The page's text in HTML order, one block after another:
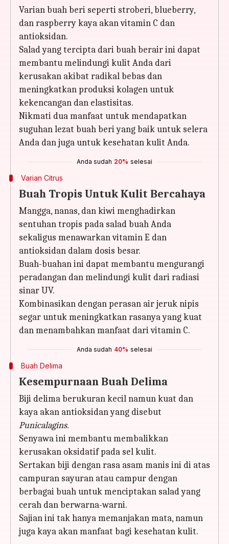
Varian buah beri seperti stroberi, blueberry,
dan raspberry kaya akan vitamin C dan
antioksidan.
Salad yang tercipta dari buah berair ini dapat
membantu melindungi kulit Anda dari
kerusakan akibat radikal bebas dan
meningkatkan produksi kolagen untuk
kekencangan dan elastisitas.
Nikmati dua manfaat untuk mendapatkan
suguhan lezat buah beri yang baik untuk selera
Anda dan juga untuk kesehatan kulit Anda.
Anda sudah 20% selesai
Varian Citrus
Buah Tropis Untuk Kulit Bercahaya
Mangga, nanas, dan kiwi menghadirkan
sentuhan tropis pada salad buah Anda
sekaligus menawarkan vitamin E dan
antioksidan dalam dosis besar.
Buah-buahan ini dapat membantu mengurangi
peradangan dan melindungi kulit dari radiasi
sinar UV.
Kombinasikan dengan perasan air jeruk nipis
segar untuk meningkatkan rasanya yang kuat
dan menambahkan manfaat dari vitamin C.
Anda sudah 40% selesai
Buah Delima
Kesempurnaan Buah Delima
Biji delima berukuran kecil namun kuat dan
kaya akan antioksidan yang disebut
Punicalagins.
Senyawa ini membantu membalikkan
kerusakan oksidatif pada sel kulit.
Sertakan biji dengan rasa asam manis ini di atas
campuran sayuran atau campur dengan
berbagai buah untuk menciptakan salad yang
cerah dan berwarna-warni.
Sajian ini tak hanya memanjakan mata, namun
juga kaya akan manfaat bagi kesehatan kulit.